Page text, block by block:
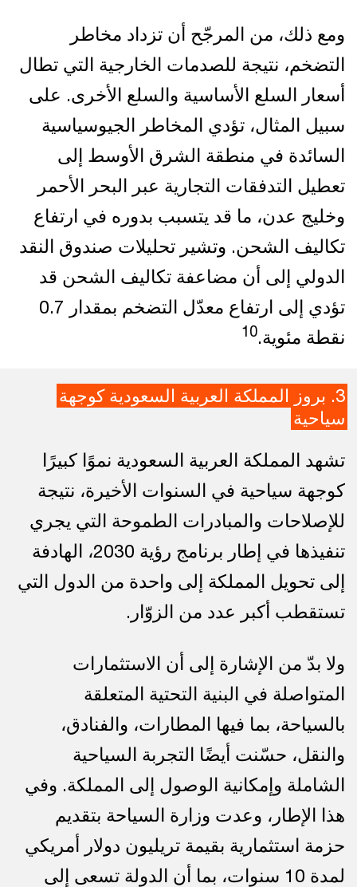
ومع ذلك، من المرجّح أن تزداد مخاطر
التضخم، نتيجة للصدمات الخارجية التي تطال
أسعار السلع الأساسية والسلع الأخرى. على
سبيل المثال، تؤدي المخاطر الجيوسياسية
السائدة في منطقة الشرق الأوسط إلى
تعطيل التدفقات التجارية عبر البحر الأحمر
وخليج عدن، ما قد يتسبب بدوره في ارتفاع
تكاليف الشحن. وتشير تحليلات صندوق النقد
الدولي إلى أن مضاعفة تكاليف الشحن قد
تؤدي إلى ارتفاع معدّل التضخم بمقدار 0.7
نقطة مئوية.10
3. بروز المملكة العربية السعودية كوجهة
سياحية
تشهد المملكة العربية السعودية نموًا كبيرًا
كوجهة سياحية في السنوات الأخيرة، نتيجة
للإصلاحات والمبادرات الطموحة التي يجري
تنفيذها في إطار برنامج رؤية 2030، الهادفة
إلى تحويل المملكة إلى واحدة من الدول التي
تستقطب أكبر عدد من الزوّار.
ولا بدّ من الإشارة إلى أن الاستثمارات
المتواصلة في البنية التحتية المتعلقة
بالسياحة، بما فيها المطارات، والفنادق،
والنقل، حسّنت أيضًا التجربة السياحية
الشاملة وإمكانية الوصول إلى المملكة. وفي
هذا الإطار، وعدت وزارة السياحة بتقديم
حزمة استثمارية بقيمة تريليون دولار أمريكي
لمدة 10 سنوات، بما أن الدولة تسعى إلى